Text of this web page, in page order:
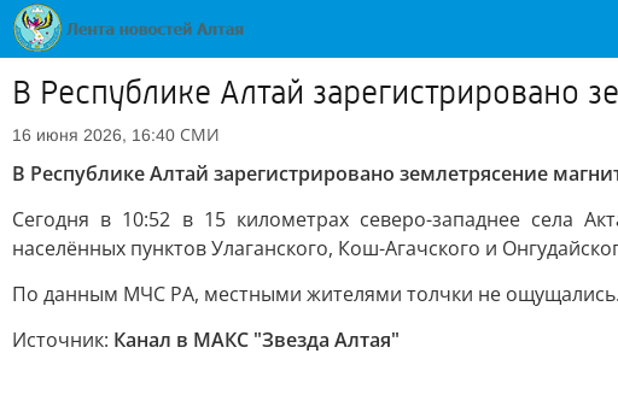
В Республике Алтай зарегистрировано
16 июня 2026, 16:40 СМИ
В Республике Алтай зарегистрировано землетрясение
Сегодня в 10:52 в 15 километрах северо-западнее села
населённых пунктов Улаганского, Кош-Агачского и
По данным МЧС РА, местными жителями толчки не
Источник: Канал в МАКС "Звезда Алтая"